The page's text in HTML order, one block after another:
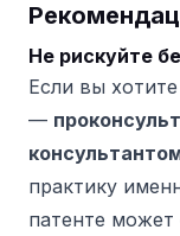
Не рискуйте
Если вы
—
практику
патенте может